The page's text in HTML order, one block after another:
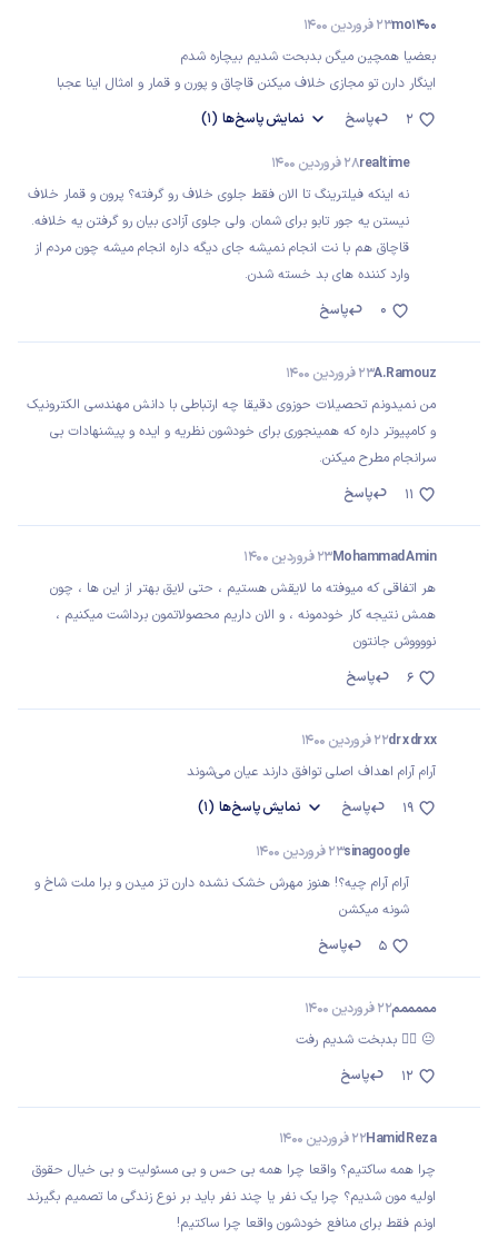
mo140023 فروردین 1400
بعضیا همچین میگن بدبحت شدیم بیچاره شدم
اینگار دارن تو مجازی خلاف میکنن قاچاق و پورن و قمار و امثال اینا عجبا
پاسخ
نمایشپاسخ‌ها (1) 2
realtime28 فروردین 1400
نه اینکه فیلترینگ تا الان فقط جلوی خلاف رو گرفته؟ پرون و قمار خلاف
نیستن یه جور تابو برای شمان. ولی جلوی آزادی بیان رو گرفتن یه خلافه.
قاچاق هم با نت انجام نمیشه جای دیگه داره انجام میشه چون مردم از
وارد کننده های بد خسته شدن.
پاسخ
0
A.Ramouz23 فروردین 1400
من نمیدونم تحصیلات حوزوی دقیقا چه ارتباطی با دانش مهندسی الکترونیک
و کامپیوتر داره که همینجوری برای خودشون نظریه و ایده و پیشنهادات بی
سرانجام مطرح میکنن.
پاسخ
11
Mohammad Amin23 فروردین 1400
هر اتفاقی که میوفته ما لایقش هستیم ، حتی لایق بهتر از این ها ، چون
همش نتیجه کار خودمونه ، و الان داریم محصولاتمون برداشت میکنیم ،
نووووش جانتون
پاسخ
6
dr x dr xx22 فروردین 1400
آرام آرام اهداف اصلی توافق دارند عیان می‌شوند
پاسخ
نمایشپاسخ‌ها (1) 19
sinagoogle23 فروردین 1400
آرام آرام چیه؟! هنوز مهرش خشک نشده دارن تز میدن و برا ملت شاخ و
شونه میکشن
پاسخ
5
مممممم22 فروردین 1400
😐 🤦‍♂️ بدبخت شدیم رفت
پاسخ
12
Hamid Reza22 فروردین 1400
چرا همه ساکتیم؟ واقعا چرا همه بی حس و بی مسئولیت و بی خیال حقوق
اولیه مون شدیم؟ چرا یک نفر یا چند نفر باید بر نوع زندگی ما تصميم بگیرند
اونم فقط برای منافع خودشون واقعا چرا ساکتیم!